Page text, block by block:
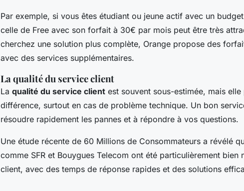
Par exemple, si vous êtes étudiant ou jeune actif avec un
celle de Free avec son forfait à 30€ par mois peut être très
cherchez une solution plus complète, Orange propose des
avec des services supplémentaires.
La qualité du service client
La qualité du service client est souvent sous-estimée, mais
différence, surtout en cas de problème technique. Un bon
résoudre rapidement les pannes et à répondre à vos questions.
Une étude récente de 60 Millions de Consommateurs a révélé
comme SFR et Bouygues Telecom ont été particulièrement bien
client, avec des temps de réponse rapides et des solutions